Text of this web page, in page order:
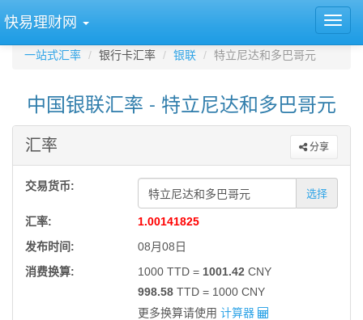
快易理财网
一站式汇率 银行卡汇率 银联 特立尼达和多巴哥元
中国银联汇率 - 特立尼达和多巴哥元
分享
汇率
交易货币:
选择
汇率:
1.00141825
发布时间:
08月08日
消费换算:
1000 TTD = 1001.42 CNY
998.58TTD = 1000 CNY
更多换算请使用 计算器